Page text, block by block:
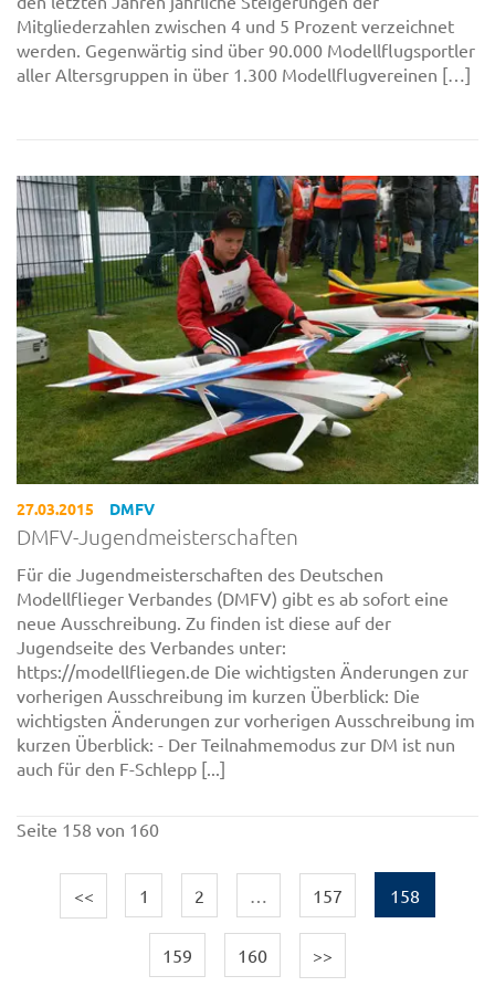
Mitgliederzahlen zwischen 4 und 5 Prozent verzeichnet
werden. Gegenwärtig sind über 90.000 Modellflugsportler
aller Altersgruppen in über 1.300 Modellflugvereinen […]
27.03.2015 DMFV
DMFV-Jugendmeisterschaften
Für die Jugendmeisterschaften des Deutschen
Modellflieger Verbandes (DMFV) gibt es ab sofort eine
neue Ausschreibung. Zu finden ist diese auf der
Jugendseite des Verbandes unter:
https://modellfliegen.de Die wichtigsten Änderungen zur
vorherigen Ausschreibung im kurzen Überblick: Die
wichtigsten Änderungen zur vorherigen Ausschreibung im
kurzen Überblick: - Der Teilnahmemodus zur DM ist nun
auch für den F-Schlepp [...]
Seite 158 von 160
<< 1 2 157 158
159 160 >>